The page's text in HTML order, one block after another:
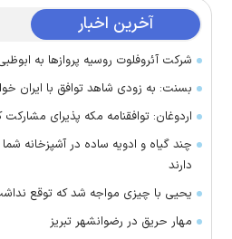
آخرین اخبار
شرکت آئروفلوت روسیه پرواز‌ها به
بسنت: به زودی شاهد توافق با ایران
اردوغان: توافقنامه مکه پذیرای
چند گیاه و ادویه ساده در آشپزخانه
دارند
یحیی با چیزی مواجه شد که توقع
مهار حریق در رضوانشهر تبریز